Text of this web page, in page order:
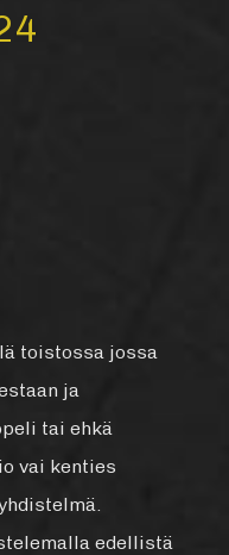
toistossa jossa
ja
tai ehkä
vai kenties
edellistä